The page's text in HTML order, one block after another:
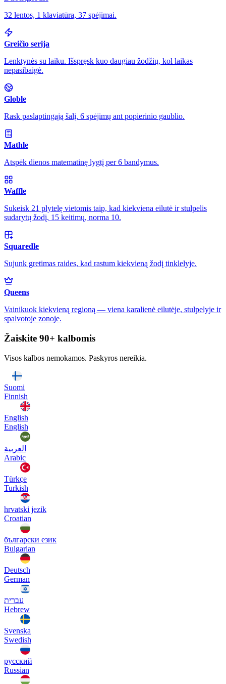
32 lentos, 1 klaviatūra, 37 spėjimai.
Greičio serija
Lenktynės su laiku. Išspręsk kuo daugiau žodžių, kol laikas
nepasibaigė.
Globle
Rask paslaptingąją šalį. 6 spėjimų ant popierinio gaublio.
Mathle
Atspėk dienos matematinę lygtį per 6 bandymus.
Waffle
Sukeisk 21 plytelę vietomis taip, kad kiekviena eilutė ir stulpelis
sudarytų žodį. 15 keitimų, norma 10.
Squaredle
Sujunk gretimas raides, kad rastum kiekvieną žodį tinklelyje.
Queens
Vainikuok kiekvieną regioną — viena karalienė eilutėje, stulpelyje ir
spalvotoje zonoje.
Žaiskite 90+ kalbomis
Visos kalbos nemokamos. Paskyros nereikia.
Suomi
Finnish
English
English
العربية
Arabic
Türkçe
Turkish
hrvatski jezik
Croatian
български език
Bulgarian
Deutsch
German
עברית
Hebrew
Svenska
Swedish
русский
Russian